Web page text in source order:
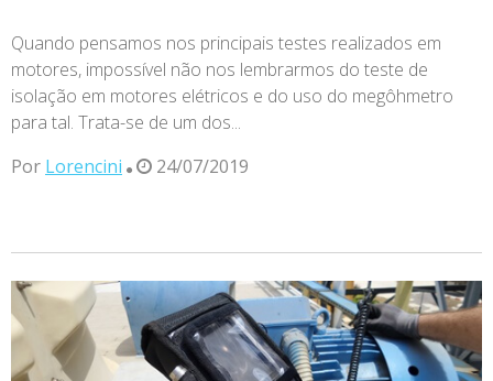
Quando pensamos nos principais testes realizados em
motores, impossível não nos lembrarmos do teste de
isolação em motores elétricos e do uso do megôhmetro
para tal. Trata-se de um dos...
Por Lorencini 24/07/2019